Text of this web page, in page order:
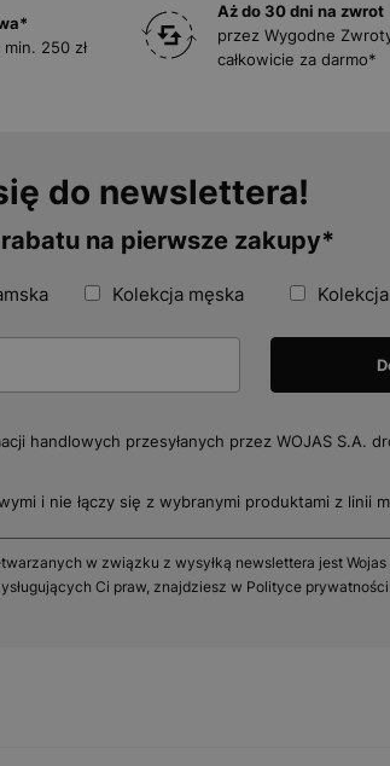
250 zł
Aż do 30 dni na zwrot
przez Wygodne
całkowicie za darmo*
do newslettera!
na pierwsze zakupy*
Kolekcja męska
handlowych przesyłanych przez WOJAS S.A.
i nie łączy się z wybranymi produktami z linii
w związku z wysyłką newslettera jest Wojas
Ci praw, znajdziesz w Polityce